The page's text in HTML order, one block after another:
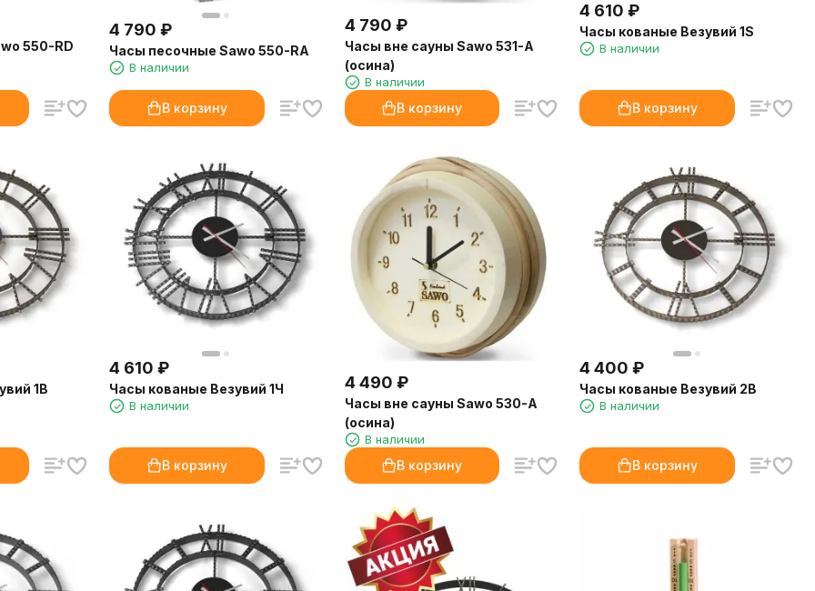
550-RD
4 790 ₽
Часы песочные Sawo 550-RA
В наличии
В корзину
4 790 ₽
Часы вне сауны Sawo 531-A
(осина)
В наличии
В корзину
4 610 ₽
Часы кованые Везувий 1S
В наличии
В корзину
1B
4 610 ₽
Часы кованые Везувий 1Ч
В наличии
В корзину
4 490 ₽
Часы вне сауны Sawo 530-A
(осина)
В наличии
В корзину
4 400 ₽
Часы кованые Везувий 2B
В наличии
В корзину